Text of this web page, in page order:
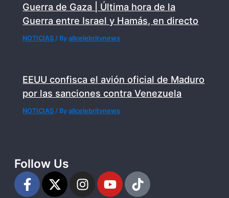
Guerra de Gaza | Última hora de la
Guerra entre Israel y Hamás, en directo
NOTICIAS / Byallcelebritynews
EEUU confisca el avión oficial de Maduro
por las sanciones contra Venezuela
NOTICIAS / Byallcelebritynews
Follow Us
F
a
X
-
I
n
Y
o
T
i